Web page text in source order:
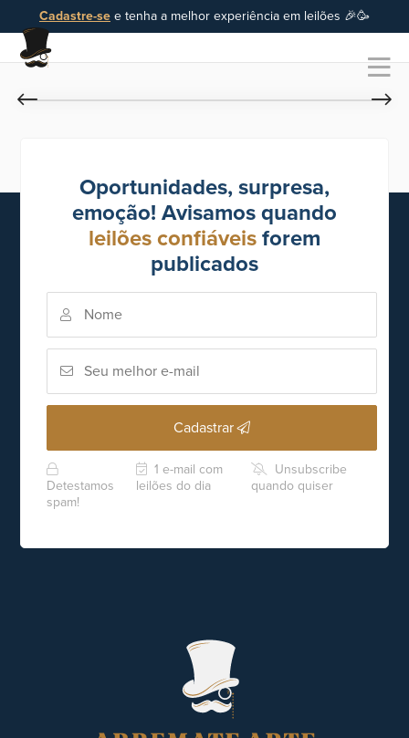
Cadastre-se e tenha a melhor experiência em leilões 🎉🥳
Oportunidades, surpresa,
emoção! Avisamos quando
leilões confiáveis forem
publicados
Cadastrar
Detestamos
spam!
1 e-mail com
leilões do dia
Unsubscribe
quando quiser